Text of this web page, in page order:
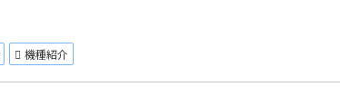
機種紹介